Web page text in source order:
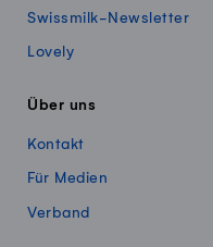
Swissmilk-Newsletter
Lovely
Über uns
Kontakt
Für Medien
Verband